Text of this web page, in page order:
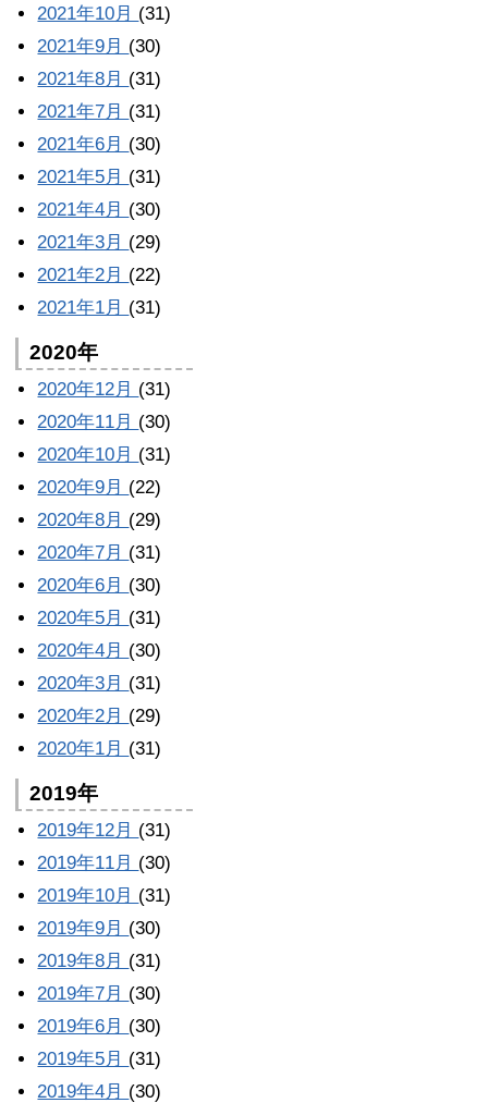
2021年10月 (31)
2021年9月 (30)
2021年8月 (31)
2021年7月 (31)
2021年6月 (30)
2021年5月 (31)
2021年4月 (30)
2021年3月 (29)
2021年2月 (22)
2021年1月 (31)
2020年
2020年12月 (31)
2020年11月 (30)
2020年10月 (31)
2020年9月 (22)
2020年8月 (29)
2020年7月 (31)
2020年6月 (30)
2020年5月 (31)
2020年4月 (30)
2020年3月 (31)
2020年2月 (29)
2020年1月 (31)
2019年
2019年12月 (31)
2019年11月 (30)
2019年10月 (31)
2019年9月 (30)
2019年8月 (31)
2019年7月 (30)
2019年6月 (30)
2019年5月 (31)
2019年4月 (30)